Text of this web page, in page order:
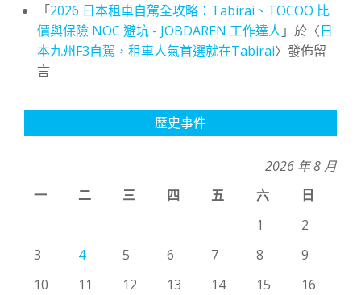
「2026 日本租車自駕全攻略：Tabirai、TOCOO 比
價與保險 NOC 避坑 - JOBDAREN 工作達人 」於〈日
本九州F3自駕，租車人氣首選就在Tabirai〉發佈留
言
歷史事件
2026 年 8 月
一
二 三 四 五 六
日
1
2
3
4 5 6 7 8
9
10
11 12 13 14 15
16